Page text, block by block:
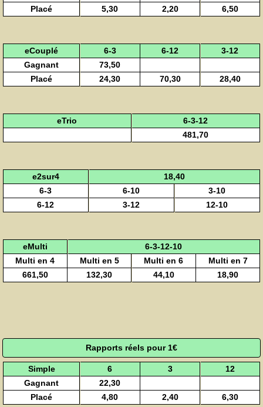
Placé
5,30 2,20 6,50
eCouplé 6-3 6-12
3-12
Gagnant
73,50
Placé
24,30 70,30 28,40
eTrio
6-3-12
481,70
e2sur4
18,40
6-3
6-10
3-10
6-12
3-12 12-10
eMulti
6-3-12-10
Multi en 4
Multi en 5 Multi en 6
Multi en 7
661,50
132,30 44,10 18,90
Rapports réels pour 1€
Simple 6 3
12
Gagnant
22,30
Placé
4,80 2,40 6,30